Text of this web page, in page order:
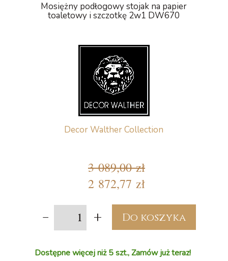
Mosiężny podłogowy stojak na papier
toaletowy i szczotkę 2w1 DW670
Decor Walther Collection
3 089,00 zł
2 872,77 zł
- + Do koszyka
Dostępne więcej niż 5 szt., Zamów już teraz!